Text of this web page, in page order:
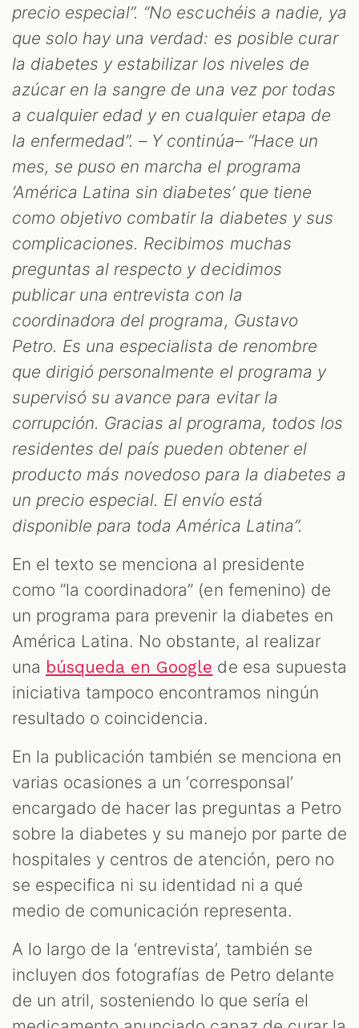
precio especial”. “No escuchéis a nadie, ya
que solo hay una verdad: es posible curar
la diabetes y estabilizar los niveles de
azúcar en la sangre de una vez por todas
a cualquier edad y en cualquier etapa de
la enfermedad”. – Y continúa– “Hace un
mes, se puso en marcha el programa
‘América Latina sin diabetes’ que tiene
como objetivo combatir la diabetes y sus
complicaciones. Recibimos muchas
preguntas al respecto y decidimos
publicar una entrevista con la
coordinadora del programa, Gustavo
Petro. Es una especialista de renombre
que dirigió personalmente el programa y
supervisó su avance para evitar la
corrupción. Gracias al programa, todos los
residentes del país pueden obtener el
producto más novedoso para la diabetes a
un precio especial. El envío está
disponible para toda América Latina”.
En el texto se menciona al presidente
como “la coordinadora” (en femenino) de
un programa para prevenir la diabetes en
América Latina. No obstante, al realizar
una búsqueda en Google de esa supuesta
iniciativa tampoco encontramos ningún
resultado o coincidencia.
En la publicación también se menciona en
varias ocasiones a un ‘corresponsal’
encargado de hacer las preguntas a Petro
sobre la diabetes y su manejo por parte de
hospitales y centros de atención, pero no
se especifica ni su identidad ni a qué
medio de comunicación representa.
A lo largo de la ‘entrevista’, también se
incluyen dos fotografías de Petro delante
de un atril, sosteniendo lo que sería el